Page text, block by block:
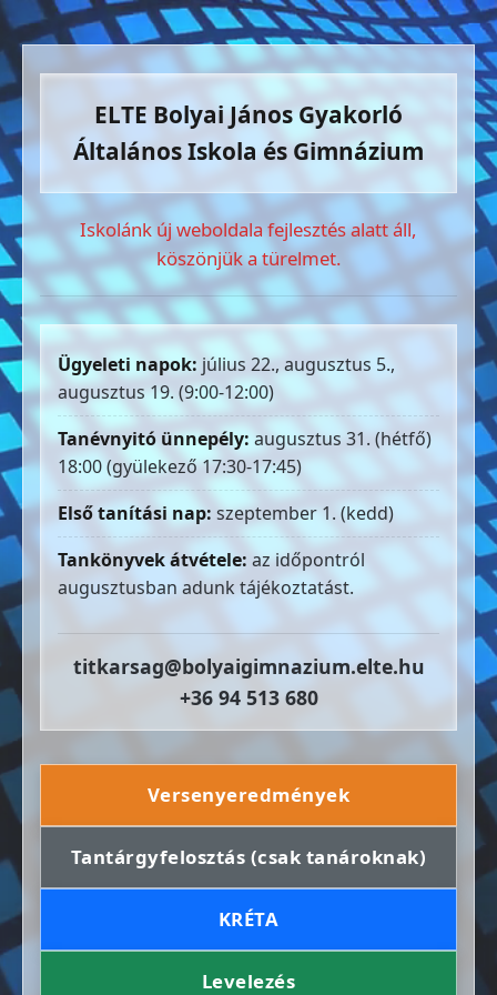
ELTE Bolyai János Gyakorló
Általános Iskola és Gimnázium
Iskolánk új weboldala fejlesztés alatt áll,
köszönjük a türelmet.
Ügyeleti napok: július 22., augusztus 5.,
augusztus 19. (9:00-12:00)
Tanévnyitó ünnepély: augusztus 31. (hétfő)
18:00 (gyülekező 17:30-17:45)
Első tanítási nap: szeptember 1. (kedd)
Tankönyvek átvétele: az időpontról
augusztusban adunk tájékoztatást.
titkarsag@bolyaigimnazium.elte.hu
+36 94 513 680
Versenyeredmények
Tantárgyfelosztás (csak tanároknak)
KRÉTA
Levelezés